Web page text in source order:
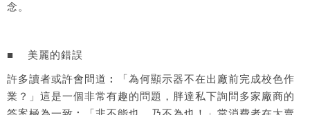
念。
■ 美麗的錯誤
許多讀者或許會問道︰「為何顯示器不在出廠前完成校色作
業？」這是一個非常有趣的問題，胖達私下詢問多家廠商的